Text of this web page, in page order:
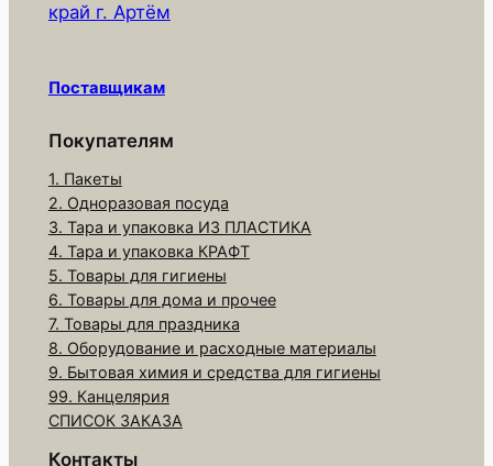
край г. Артём
Поставщикам
Покупателям
1. Пакеты
2. Одноразовая посуда
3. Тара и упаковка ИЗ ПЛАСТИКА
4. Тара и упаковка КРАФТ
5. Товары для гигиены
6. Товары для дома и прочее
7. Товары для праздника
8. Оборудование и расходные материалы
9. Бытовая химия и средства для гигиены
99. Канцелярия
СПИСОК ЗАКАЗА
Контакты